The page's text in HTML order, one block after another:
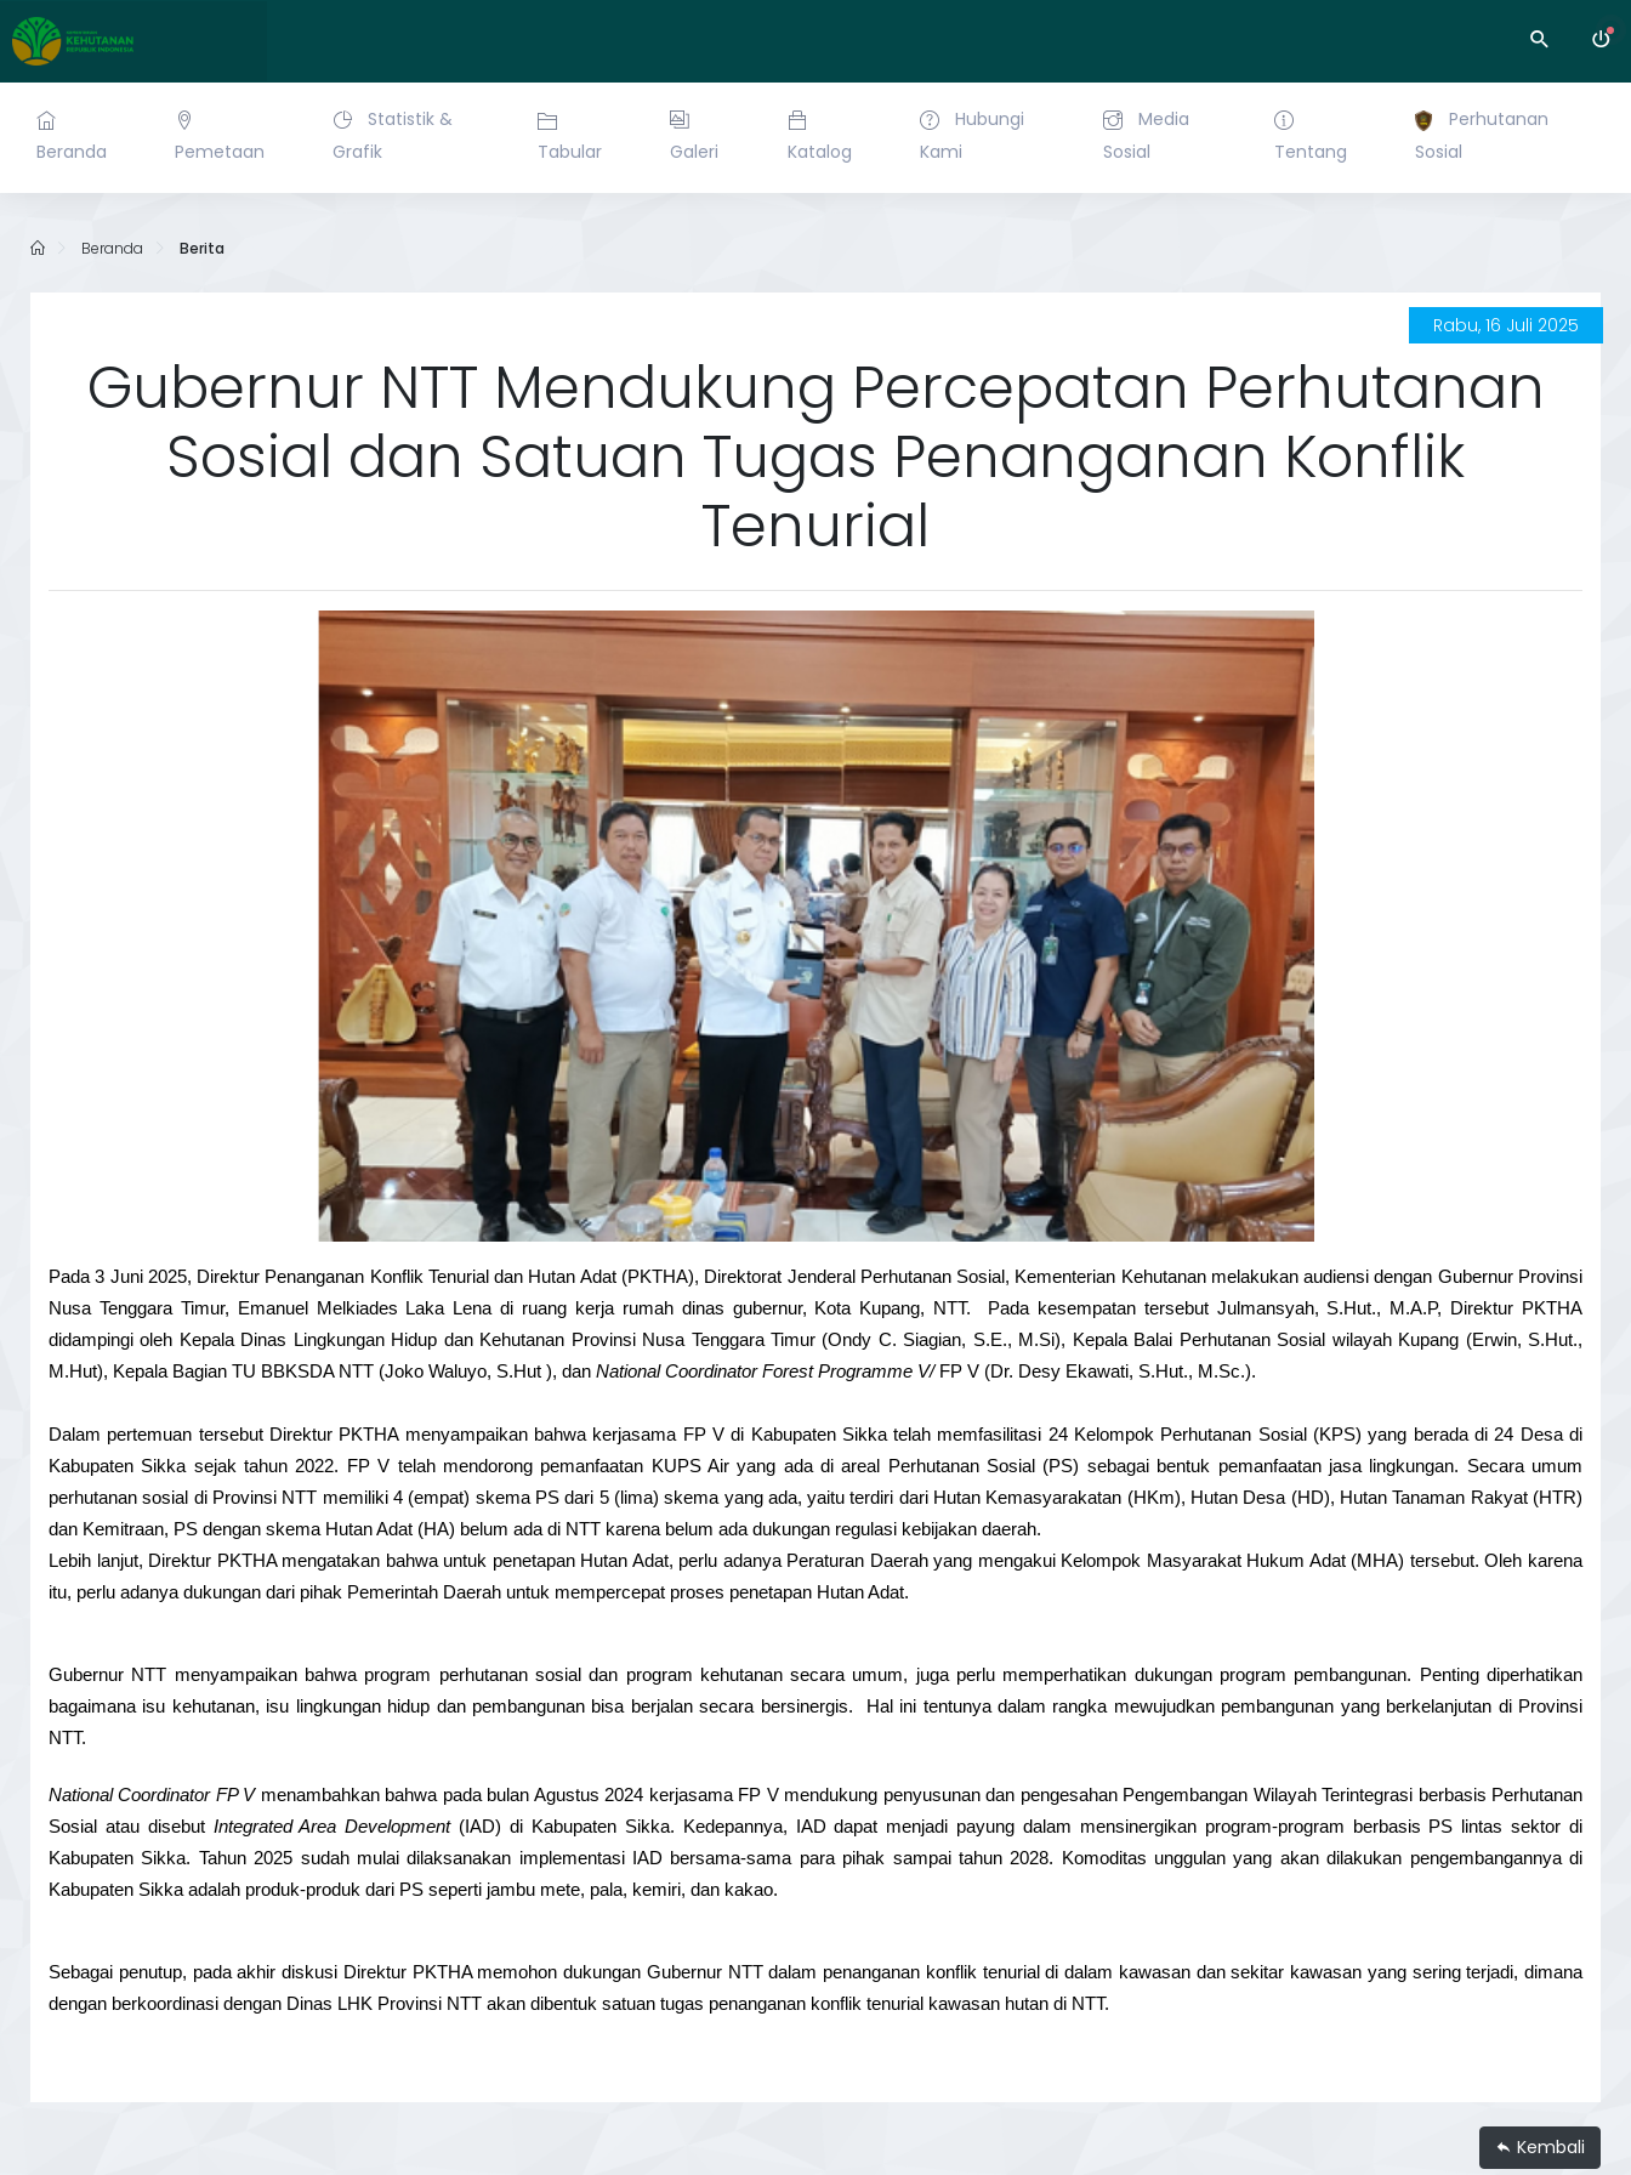
Beranda Pemetaan
Statistik &
Grafik
Tabular Galeri Katalog
Hubungi
Kami
Media
Sosial
Tentang
Perhutanan
Sosial
Beranda Berita
Rabu, 16 Juli 2025
Gubernur NTT Mendukung Percepatan Perhutanan
Sosial dan Satuan Tugas Penanganan Konflik
Tenurial
Pada 3 Juni 2025, Direktur Penanganan Konflik Tenurial dan Hutan Adat (PKTHA), Direktorat Jenderal Perhutanan Sosial, Kementerian Kehutanan melakukan audiensi dengan Gubernur Provinsi
Nusa Tenggara Timur, Emanuel Melkiades Laka Lena di ruang kerja rumah dinas gubernur, Kota Kupang, NTT.  Pada kesempatan tersebut Julmansyah, S.Hut., M.A.P, Direktur PKTHA
didampingi oleh Kepala Dinas Lingkungan Hidup dan Kehutanan Provinsi Nusa Tenggara Timur (Ondy C. Siagian, S.E., M.Si), Kepala Balai Perhutanan Sosial wilayah Kupang (Erwin, S.Hut.,
M.Hut), Kepala Bagian TU BBKSDA NTT (Joko Waluyo, S.Hut ), dan National Coordinator Forest Programme V/ FP V (Dr. Desy Ekawati, S.Hut., M.Sc.).
Dalam pertemuan tersebut Direktur PKTHA menyampaikan bahwa kerjasama FP V di Kabupaten Sikka telah memfasilitasi 24 Kelompok Perhutanan Sosial (KPS) yang berada di 24 Desa di
Kabupaten Sikka sejak tahun 2022. FP V telah mendorong pemanfaatan KUPS Air yang ada di areal Perhutanan Sosial (PS) sebagai bentuk pemanfaatan jasa lingkungan. Secara umum
perhutanan sosial di Provinsi NTT memiliki 4 (empat) skema PS dari 5 (lima) skema yang ada, yaitu terdiri dari Hutan Kemasyarakatan (HKm), Hutan Desa (HD), Hutan Tanaman Rakyat (HTR)
dan Kemitraan, PS dengan skema Hutan Adat (HA) belum ada di NTT karena belum ada dukungan regulasi kebijakan daerah.
Lebih lanjut, Direktur PKTHA mengatakan bahwa untuk penetapan Hutan Adat, perlu adanya Peraturan Daerah yang mengakui Kelompok Masyarakat Hukum Adat (MHA) tersebut. Oleh karena
itu, perlu adanya dukungan dari pihak Pemerintah Daerah untuk mempercepat proses penetapan Hutan Adat.
Gubernur NTT menyampaikan bahwa program perhutanan sosial dan program kehutanan secara umum, juga perlu memperhatikan dukungan program pembangunan. Penting diperhatikan
bagaimana isu kehutanan, isu lingkungan hidup dan pembangunan bisa berjalan secara bersinergis.  Hal ini tentunya dalam rangka mewujudkan pembangunan yang berkelanjutan di Provinsi
NTT.
National Coordinator FP V menambahkan bahwa pada bulan Agustus 2024 kerjasama FP V mendukung penyusunan dan pengesahan Pengembangan Wilayah Terintegrasi berbasis Perhutanan
Sosial atau disebut Integrated Area Development (IAD) di Kabupaten Sikka. Kedepannya, IAD dapat menjadi payung dalam mensinergikan program-program berbasis PS lintas sektor di
Kabupaten Sikka. Tahun 2025 sudah mulai dilaksanakan implementasi IAD bersama-sama para pihak sampai tahun 2028. Komoditas unggulan yang akan dilakukan pengembangannya di
Kabupaten Sikka adalah produk-produk dari PS seperti jambu mete, pala, kemiri, dan kakao.
Sebagai penutup, pada akhir diskusi Direktur PKTHA memohon dukungan Gubernur NTT dalam penanganan konflik tenurial di dalam kawasan dan sekitar kawasan yang sering terjadi, dimana
dengan berkoordinasi dengan Dinas LHK Provinsi NTT akan dibentuk satuan tugas penanganan konflik tenurial kawasan hutan di NTT.
Kembali